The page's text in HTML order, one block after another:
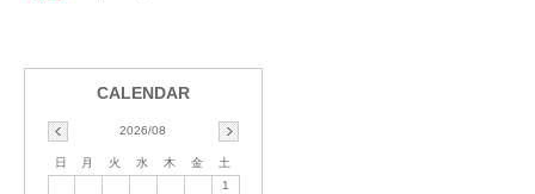
2026/08
日 月 火 水 木 金
土
1